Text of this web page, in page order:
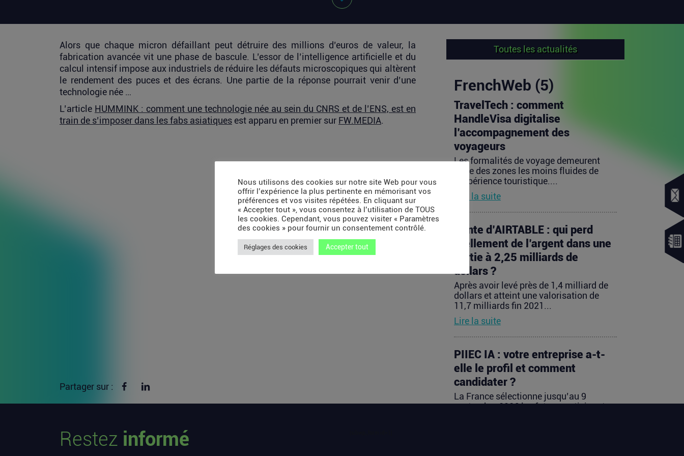
Alors que chaque micron défaillant peut détruire des millions d’euros de valeur, la
fabrication avancée vit une phase de bascule. L’essor de l’intelligence artificielle et du
calcul intensif impose aux industriels de réduire les défauts microscopiques qui altèrent
le rendement des puces et des écrans. Une partie de la réponse pourrait venir d’une
technologie née …
L’article HUMMINK : comment une technologie née au sein du CNRS et de l’ENS, est en
train de s’imposer dans les fabs asiatiques est apparu en premier sur FW.MEDIA.
Partager sur : Partager sur Facebook
Toutes les actualités
FrenchWeb (5)
TravelTech : comment
HandleVisa digitalise
l’accompagnement des
voyageurs
Les formalités de voyage demeurent
l’une des zones les moins fluides de
l’expérience touristique....
Lire la suite
Vente d’AIRTABLE : qui perd
réellement de l’argent dans une
sortie à 2,25 milliards de
dollars ?
Après avoir levé près de 1,4 milliard de
dollars et atteint une valorisation de
11,7 milliards fin 2021...
Lire la suite
PIIEC IA : votre entreprise a-t-
elle le profil et comment
candidater ?
La France sélectionne jusqu’au 9
septembre 2026 les futurs participants
Restez informé
Nous utilisons des cookies sur notre site Web pour vous
offrir l’expérience la plus pertinente en mémorisant vos
préférences et vos visites répétées. En cliquant sur
« Accepter tout », vous consentez à l’utilisation de TOUS
les cookies. Cependant, vous pouvez visiter « Paramètres
des cookies » pour fournir un consentement contrôlé.
Réglages des cookies Accepter tout